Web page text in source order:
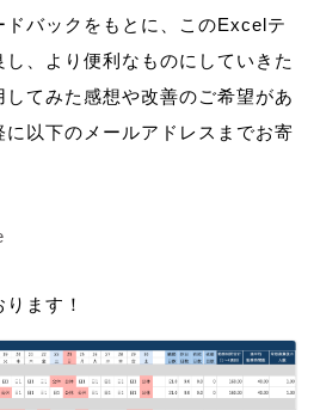
ドバックをもとに、このExcelテ
、より便利なものにしていきた
てみた感想や改善のご希望があ
に以下のメールアドレスまでお寄
ます！